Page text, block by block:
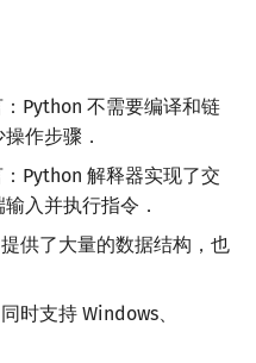
Kate
Dev-C++
Geany
快速排序
归并排序
桶排序
状态设计优化
分解质因数
裴蜀定理 & 一次不定方程
模逆元
多项式牛顿迭代
多项式多点求值|快速插值
常系数齐次线性递推
斯特林数
贝尔数
Entringer Number
线性空间
线性基
特征多项式
Kinetic Tournament Tree
Size Balanced Tree
AVL 树
左偏红黑树
树上启发式合并
虚树
动态树分治
Python 不需要编译和链
作步骤．
Python 解释器实现了交
入并执行指令．
提供了大量的数据结构，也
时支持 Windows、